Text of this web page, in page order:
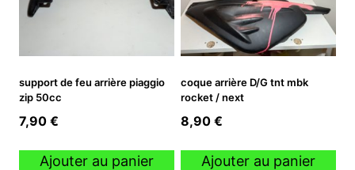
support de feu arrière piaggio
zip 50cc
7,90 €
Ajouter au panier
coque arrière D/G tnt mbk
rocket / next
8,90 €
Ajouter au panier